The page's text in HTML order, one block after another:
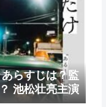
らすじは？監
池松壮亮主演